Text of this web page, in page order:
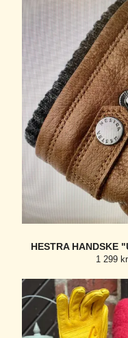
HESTRA HANDSKE
1 299 kr